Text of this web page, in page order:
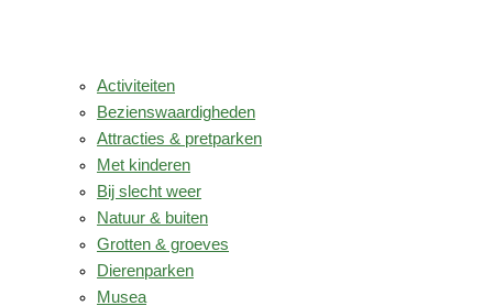
Activiteiten
Bezienswaardigheden
Attracties & pretparken
Met kinderen
Bij slecht weer
Natuur & buiten
Grotten & groeves
Dierenparken
Musea